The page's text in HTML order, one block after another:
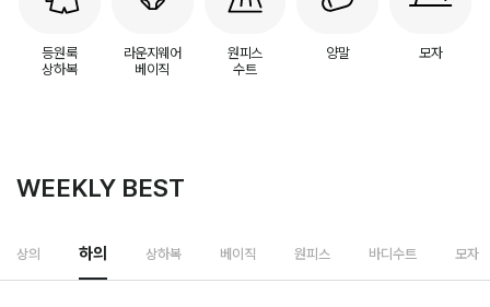
등원룩
상하복
라운지웨어
베이직
원피스
수트
양말 모자
WEEKLY BEST
상의 하의 상하복 베이직 원피스 바디수트 모자